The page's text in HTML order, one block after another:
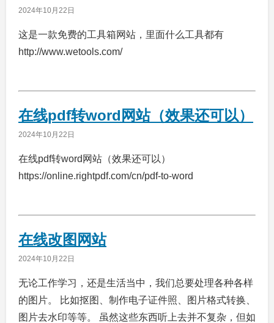
2024年10月22日
这是一款免费的工具箱网站，里面什么工具都有
http://www.wetools.com/
在线pdf转word网站（效果还可以）
2024年10月22日
在线pdf转word网站（效果还可以）
https://online.rightpdf.com/cn/pdf-to-word
在线改图网站
2024年10月22日
无论工作学习，还是生活当中，我们总要处理各种各样
的图片。 比如抠图、制作电子证件照、图片格式转换、
图片去水印等等。 虽然这些东西听上去并不复杂，但如